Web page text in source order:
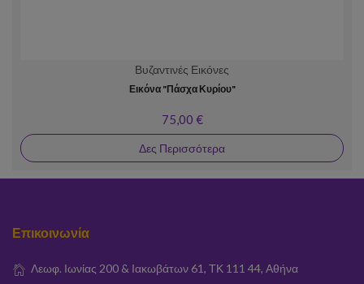
Βυζαντινές Εικόνες
Εικόνα "Πάσχα Κυρίου"
75,00 €
Δες Περισσότερα
Επικοινωνία
Λεωφ. Ιωνίας 200 & Ιακωβάτων 61, ΤΚ 111 44, Αθήνα